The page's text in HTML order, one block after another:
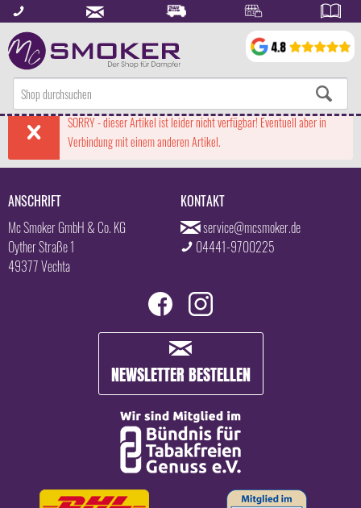
SORRY - dieser Artikel ist leider nicht verfügbar! Eventuell aber in
Verbindung mit einem anderen Artikel.
ANSCHRIFT
Mc Smoker GmbH & Co. KG
Oyther Straße 1
49377 Vechta
KONTAKT
service@mcsmoker.de
04441-9700225
NEWSLETTER BESTELLEN